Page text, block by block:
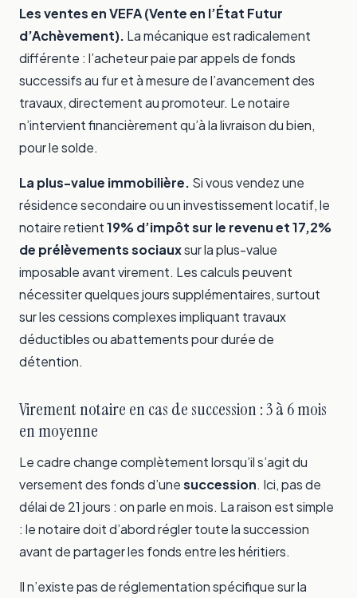
Les ventes en VEFA (Vente en l’État Futur
d’Achèvement). La mécanique est radicalement
différente : l’acheteur paie par appels de fonds
successifs au fur et à mesure de l’avancement des
travaux, directement au promoteur. Le notaire
n’intervient financièrement qu’à la livraison du bien,
pour le solde.
La plus-value immobilière. Si vous vendez une
résidence secondaire ou un investissement locatif, le
notaire retient19% d’impôt sur le revenu et 17,2%
de prélèvements sociauxsur la plus-value
imposable avant virement. Les calculs peuvent
nécessiter quelques jours supplémentaires, surtout
sur les cessions complexes impliquant travaux
déductibles ou abattements pour durée de
détention.
Virement notaire en cas de succession : 3 à 6 mois
en moyenne
Le cadre change complètement lorsqu’il s’agit du
versement des fonds d’unesuccession. Ici, pas de
délai de 21 jours : on parle en mois. La raison est simple
: le notaire doit d’abord régler toute la succession
avant de partager les fonds entre les héritiers.
Il n’existe pas de réglementation spécifique sur la